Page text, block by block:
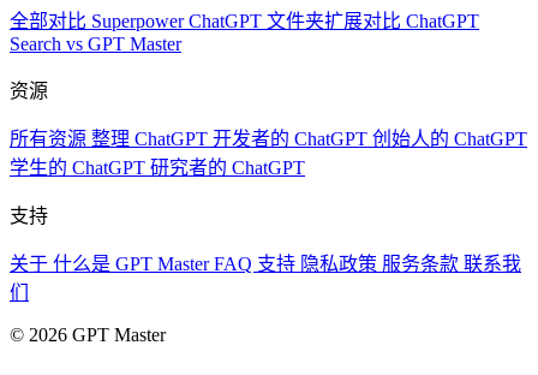
全部对比 Superpower ChatGPT 文件夹扩展对比 ChatGPT
Search vs GPT Master
资源
所有资源 整理 ChatGPT 开发者的 ChatGPT 创始人的 ChatGPT
学生的 ChatGPT 研究者的 ChatGPT
支持
关于 什么是 GPT MasterFAQ 支持 隐私政策 服务条款 联系我
们
© 2026 GPT Master